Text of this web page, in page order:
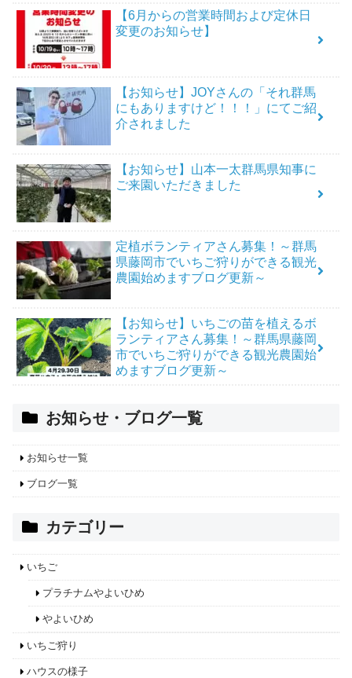
【6月からの営業時間および定休日
変更のお知らせ】
【お知らせ】JOYさんの「それ群馬
にもありますけど！！！」にてご紹
介されました
【お知らせ】山本一太群馬県知事に
ご来園いただきました
定植ボランティアさん募集！～群馬
県藤岡市でいちご狩りができる観光
農園始めますブログ更新～
【お知らせ】いちごの苗を植えるボ
ランティアさん募集！～群馬県藤岡
市でいちご狩りができる観光農園始
めますブログ更新～
お知らせ・ブログ一覧
お知らせ一覧
ブログ一覧
カテゴリー
いちご
プラチナムやよいひめ
やよいひめ
いちご狩り
ハウスの様子